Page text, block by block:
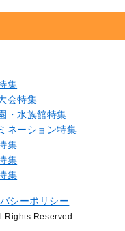
集
会特集
・水族館特集
ネーション特集
集
集
集
シーポリシー
Rights Reserved.